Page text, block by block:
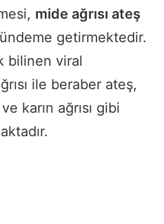
mide ağrısı ateş
getirmektedir.
bilinen viral
ile beraber ateş,
karın ağrısı gibi